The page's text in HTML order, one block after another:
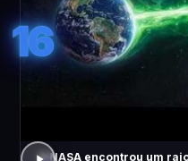
16
A NASA encontrou um